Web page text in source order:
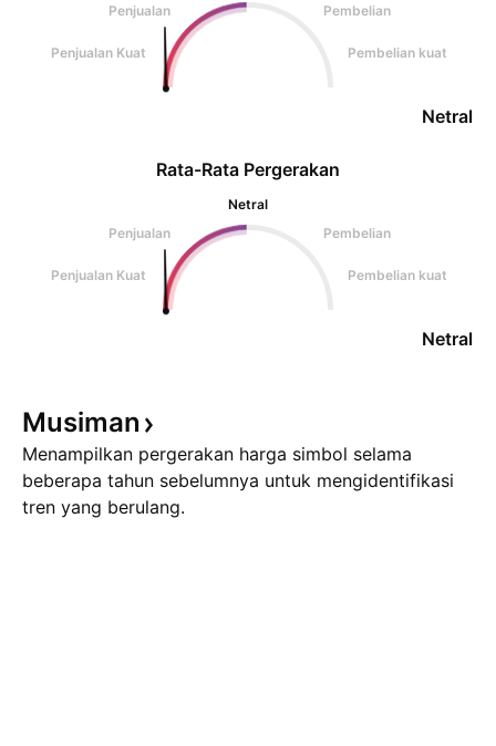
Penjualan
Pembelian
Penjualan Kuat Pembelian kuat
Netral
Rata-Rata Pergerakan
Netral
Penjualan
Pembelian
Penjualan Kuat Pembelian kuat
Netral
Musiman
Menampilkan pergerakan harga simbol selama
beberapa tahun sebelumnya untuk mengidentifikasi
tren yang berulang.